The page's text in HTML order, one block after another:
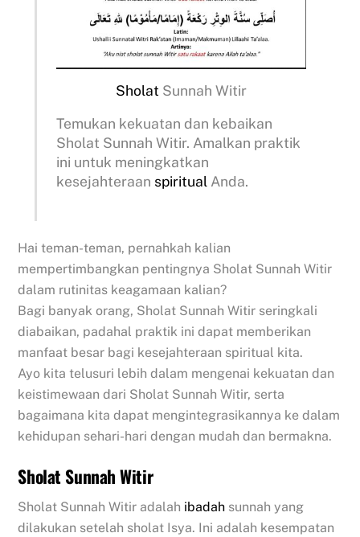
Sholat Sunnah Witir
Temukan kekuatan dan kebaikan
Sholat Sunnah Witir. Amalkan praktik
ini untuk meningkatkan
kesejahteraan spiritual Anda.
Hai teman-teman, pernahkah kalian
mempertimbangkan pentingnya Sholat Sunnah Witir
dalam rutinitas keagamaan kalian?
Bagi banyak orang, Sholat Sunnah Witir seringkali
diabaikan, padahal praktik ini dapat memberikan
manfaat besar bagi kesejahteraan spiritual kita.
Ayo kita telusuri lebih dalam mengenai kekuatan dan
keistimewaan dari Sholat Sunnah Witir, serta
bagaimana kita dapat mengintegrasikannya ke dalam
kehidupan sehari-hari dengan mudah dan bermakna.
Sholat Sunnah Witir
Sholat Sunnah Witir adalah ibadah sunnah yang
dilakukan setelah sholat Isya. Ini adalah kesempatan